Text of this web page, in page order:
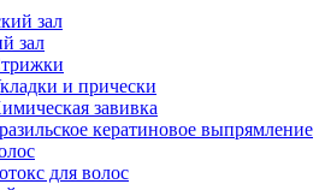
растушевкой
татуаж
мушка
зал
зал
и прически
завивка
кератиновое выпрямление
для волос